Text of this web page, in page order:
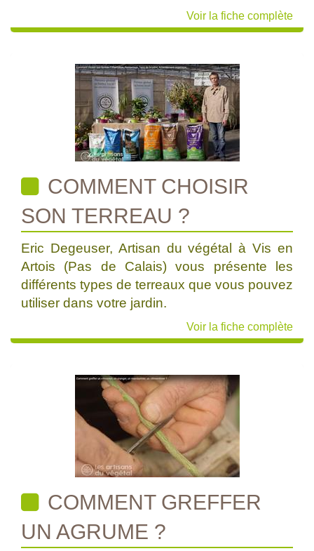
Voir la fiche complète
COMMENT CHOISIR
SON TERREAU ?
Eric Degeuser, Artisan du végétal à Vis en
Artois (Pas de Calais) vous présente les
différents types de terreaux que vous pouvez
utiliser dans votre jardin.
Voir la fiche complète
COMMENT GREFFER
UN AGRUME ?